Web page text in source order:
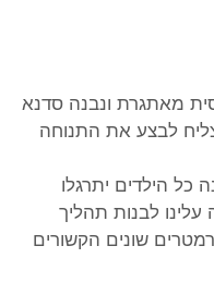
מאתגרת ונבנה סדנא
לבצע את התנוחה
כל הילדים יתרגלו
לבנות תהליך
שונים הקשורים